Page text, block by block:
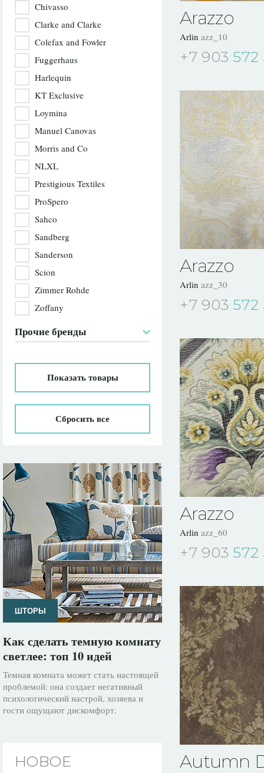
Chivasso
Clarke and Clarke
Colefax and Fowler
Fuggerhaus
Harlequin
KT Exclusive
Loymina
Manuel Canovas
Morris and Co
NLXL
Prestigious Textiles
ProSpero
Sahco
Sandberg
Sanderson
Scion
Zimmer Rohde
Zoffany
Прочие бренды
Показатьтовары
Сбросить все
ШТОРЫ
Как сделать темную комнату
светлее: топ 10 идей
Темная комната может стать настоящей
проблемой: она создает негативный
психологический настрой, хозяева и
гости ощущают дискомфорт.
НОВОЕ
Arazzo
Arlin azz_10
+7 903 572
Arazzo
Arlin azz_30
+7 903 572
Arazzo
Arlin azz_60
+7 903 572
Autumn